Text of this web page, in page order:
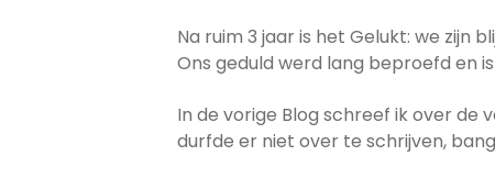
Na ruim 3 jaar is het Gelukt: we zijn
Ons geduld werd lang beproefd en
In de vorige Blog schreef ik over de
durfde er niet over te schrijven,